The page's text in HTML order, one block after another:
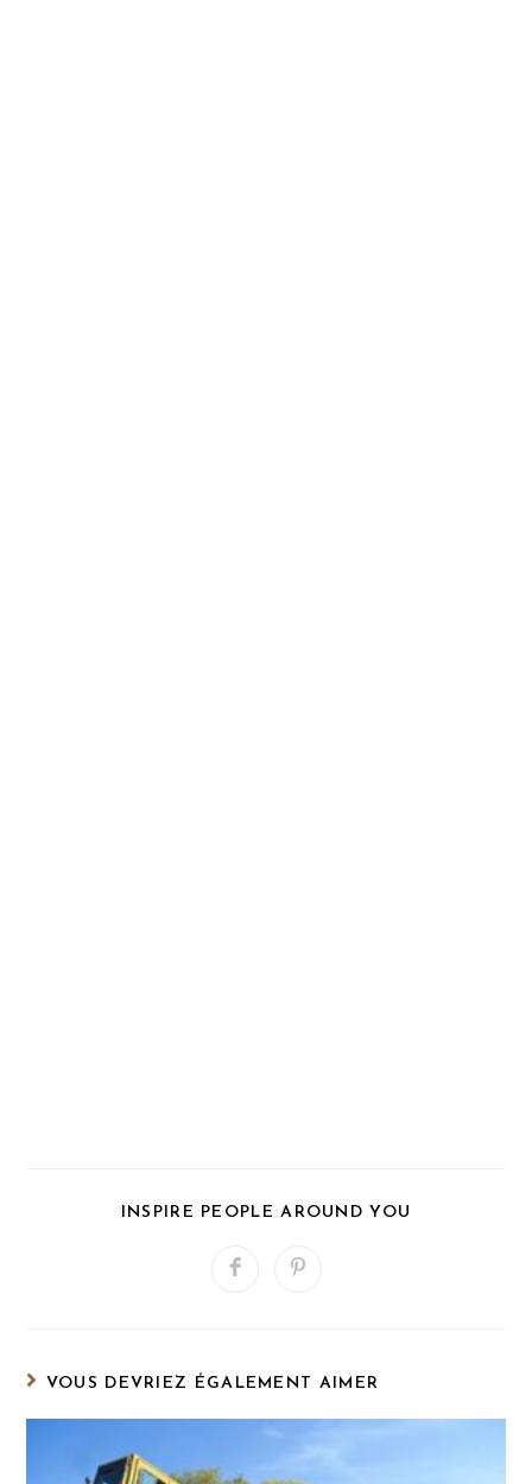
INSPIRE PEOPLE AROUND YOU
Ouvrir
Ouvrir
VOUS DEVRIEZ ÉGALEMENT AIMER